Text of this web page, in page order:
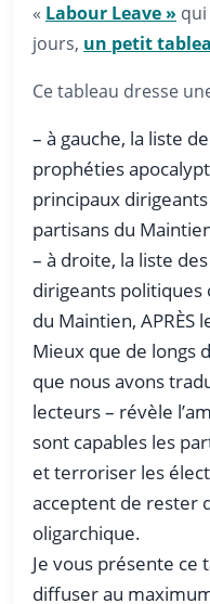
« Labour Leave »
jours, un petit
Ce tableau dresse
– à gauche, la liste
prophéties
principaux
partisans du
– à droite, la liste
dirigeants politiques
du Maintien, APRÈS
Mieux que de longs
que nous avons
lecteurs – révèle
sont capables les
et terroriser les
acceptent de rester
oligarchique.
Je vous présente ce
diffuser au